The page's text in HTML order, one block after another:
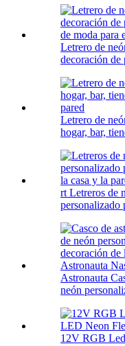
Letrero de
decoración de
Letrero de
hogar, bar,
rt Letreros de
personalizado
Astronauta
neón
12V RGB